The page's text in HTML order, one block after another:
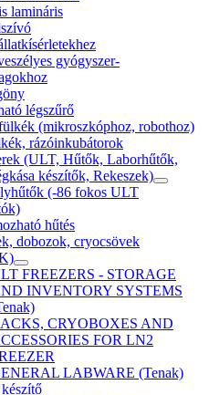
lamináris
gyógyszer-
légszűrő
(mikroszkóphoz, robothoz)
rázóinkubátorok
(ULT, Hűtők, Laborhűtők,
készítők, Rekeszek)
(-86 fokos ULT
hűtés
dobozok, cryocsövek
FREEZERS - STORAGE
INVENTORY SYSTEMS
CRYOBOXES AND
FOR LN2
LABWARE (Tenak)
készítő